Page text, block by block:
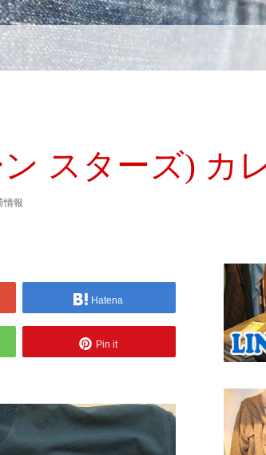
スターズ) カ
情報
Hatena
Pin it